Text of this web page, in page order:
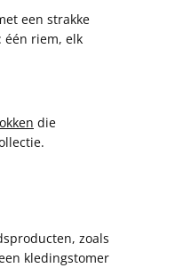
een strakke
één riem, elk
die
zoals
kledingstomer